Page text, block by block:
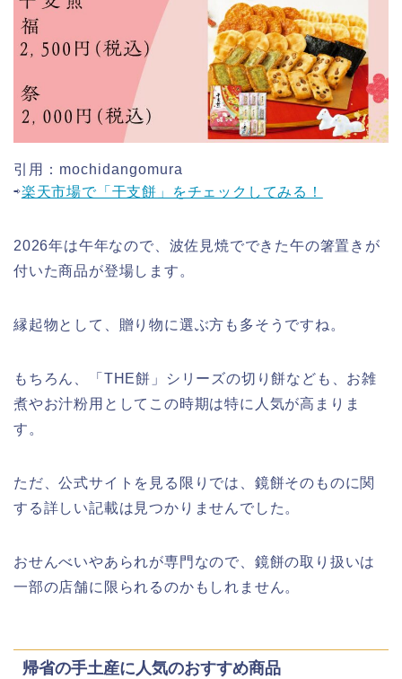
つまで)?交通規制や混雑は?
幸楽苑の餃子や麺はまずいの声は本
当?美味しくなった噂も調査!
明治大学卒業式2026のゲストの歴代や
台・出店は?混雑情報も!
近畿大学卒業式2026のゲストの歴代ス
ピーチや予想有名人は誰?
引用：mochidangomura
⇨楽天市場で「干支餅」をチェックしてみる！
2026年は午年なので、波佐見焼でできた午の箸置きが
付いた商品が登場します。
縁起物として、贈り物に選ぶ方も多そうですね。
もちろん、「THE餅」シリーズの切り餅なども、お雑
煮やお汁粉用としてこの時期は特に人気が高まりま
す。
ただ、公式サイトを見る限りでは、鏡餅そのものに関
する詳しい記載は見つかりませんでした。
おせんべいやあられが専門なので、鏡餅の取り扱いは
一部の店舗に限られるのかもしれません。
帰省の手土産に人気のおすすめ商品